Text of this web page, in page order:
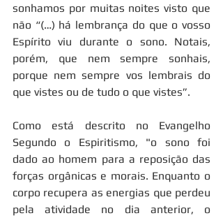
sonhamos por muitas noites visto que
não “(…) há lembrança do que o vosso
Espírito viu durante o sono. Notais,
porém, que nem sempre sonhais,
porque nem sempre vos lembrais do
que vistes ou de tudo o que vistes”.
Como está descrito no Evangelho
Segundo o Espiritismo, "o sono foi
dado ao homem para a reposição das
forças orgânicas e morais. Enquanto o
corpo recupera as energias que perdeu
pela atividade no dia anterior, o